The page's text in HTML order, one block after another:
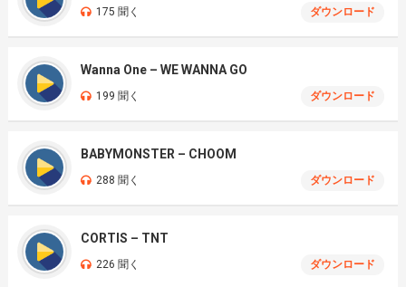
175 聞く ダウンロード
Wanna One – WE WANNA GO
199 聞く ダウンロード
BABYMONSTER – CHOOM
288 聞く ダウンロード
CORTIS – TNT
226 聞く ダウンロード